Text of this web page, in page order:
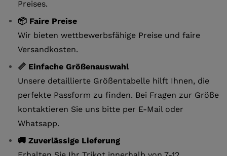
Preises.
📦 Faire Preise
Wir bieten wettbewerbsfähige Preise und faire
Versandkosten.
📏 Einfache Größenauswahl
Unsere detaillierte Größentabelle hilft Ihnen, die
perfekte Passform zu finden. Bei Fragen zur Größe
kontaktieren Sie uns bitte per E-Mail oder
Whatsapp.
🚚 Zuverlässige Lieferung